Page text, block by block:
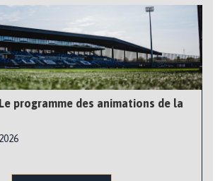
programme des animations de la